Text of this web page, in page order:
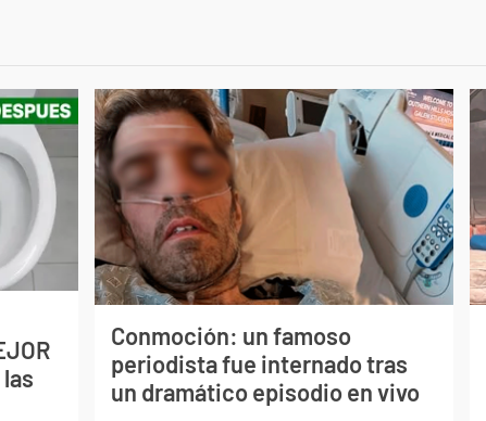
Conmoción: un famoso
periodista fue internado tras
un dramático episodio en vivo